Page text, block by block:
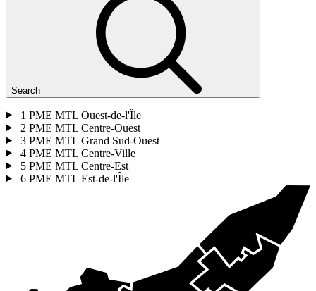
Search
1 PME MTL Ouest-de-l'Île
2 PME MTL Centre-Ouest
3 PME MTL Grand Sud-Ouest
4 PME MTL Centre-Ville
5 PME MTL Centre-Est
6 PME MTL Est-de-l'Île